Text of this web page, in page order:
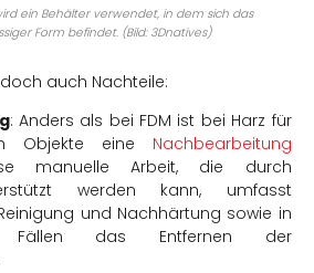
ein Behälter verwendet, in dem sich das
Form befindet. (Bild: 3Dnatives)
auch Nachteile:
: Anders als bei FDM ist bei Harz für
Objekte eine Nachbearbeitung
manuelle Arbeit, die durch
werden kann, umfasst
und Nachhärtung sowie in
Fällen das Entfernen der